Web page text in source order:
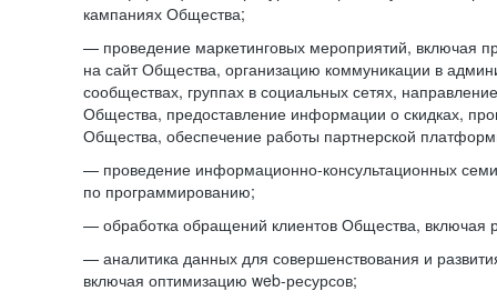
кампаниях Общества;
— проведение маркетинговых мероприятий, включая
на сайт Общества, организацию коммуникации в
сообществах, группах в социальных сетях,
Общества, предоставление информации о скидках,
Общества, обеспечение работы партнерской
— проведение информационно-консультационных
по программированию;
— обработка обращений клиентов Общества, включая
— аналитика данных для совершенствования и
включая оптимизацию web-ресурсов;